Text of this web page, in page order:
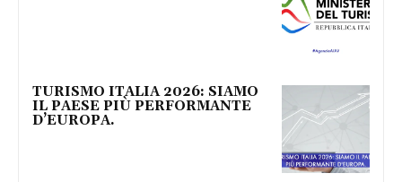
TURISMO ITALIA 2026: SIAMO
IL PAESE PIÙ PERFORMANTE
D’EUROPA.